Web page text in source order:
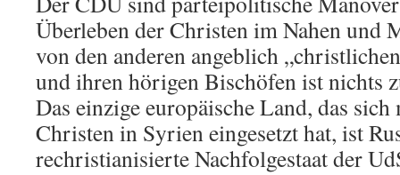
Überleben der Christen im Nahen und
von den anderen angeblich
und ihren hörigen Bischöfen ist nichts
Das einzige europäische Land, das
Christen in Syrien eingesetzt hat, ist
rechristianisierte Nachfolgestaat der